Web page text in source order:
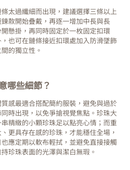
太過纖細而出現，建議選擇三條以上
款開始疊戴，再逐一增加中長與長
懸掛，再同時固定於一枚固定扣環
也可在鏈條接近扣環處加入防滑墜飾
的獨立性。
哪些細節？
感最適合搭配簡約服裝，避免與過於
時出現，以免爭搶視覺焦點。珍珠大
精緻的小顆珍珠足以點亮心情；而重
更具存在感的珍珠，才能穩住全場，
應定期以軟布輕拭，並避免直接接觸
珍珠表面的光澤與潔白無瑕。